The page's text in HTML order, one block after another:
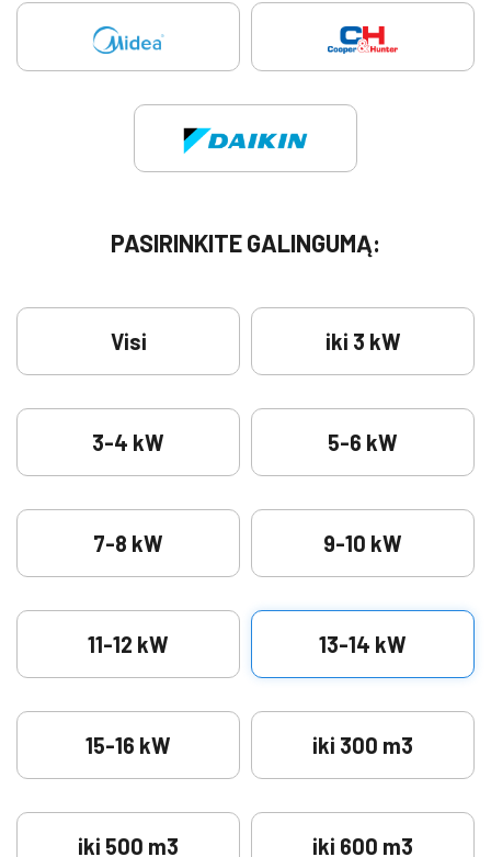
PASIRINKITE GALINGUMĄ:
Visi iki 3 kW
3-4 kW 5-6 kW
7-8 kW 9-10 kW
11-12 kW 13-14 kW
15-16 kW iki 300 m3
iki 500 m3 iki 600 m3